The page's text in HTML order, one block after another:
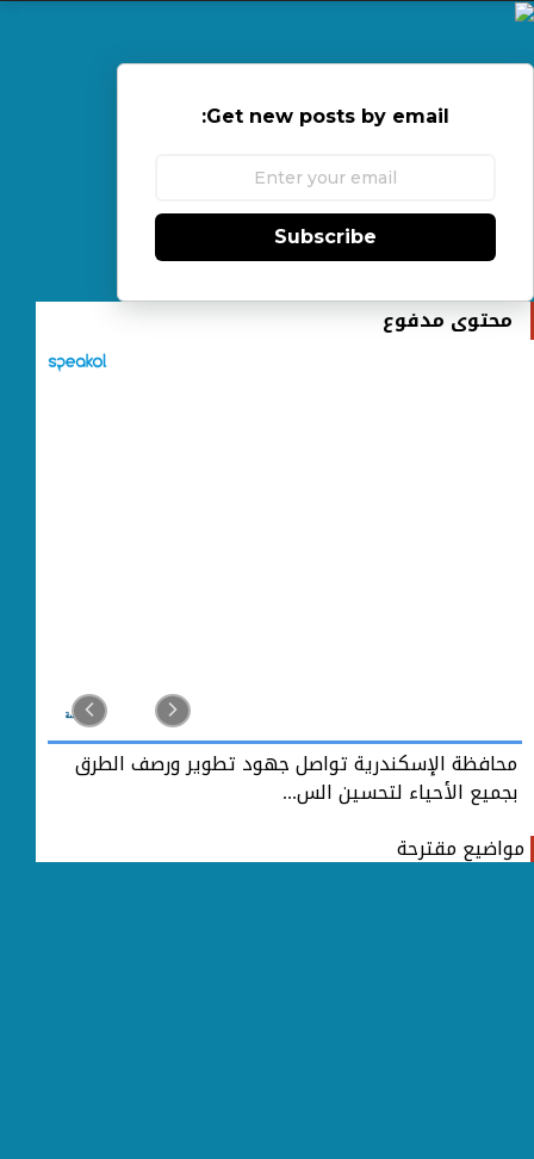
Get new posts by email:
Subscribe
محتوى مدفوع
محافظة الإسكندرية تواصل جهود تطوير ورصف الطرق
بجميع الأحياء لتحسين الس...
مواضيع مقترحة